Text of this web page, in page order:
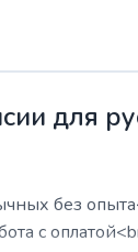
для
без
с